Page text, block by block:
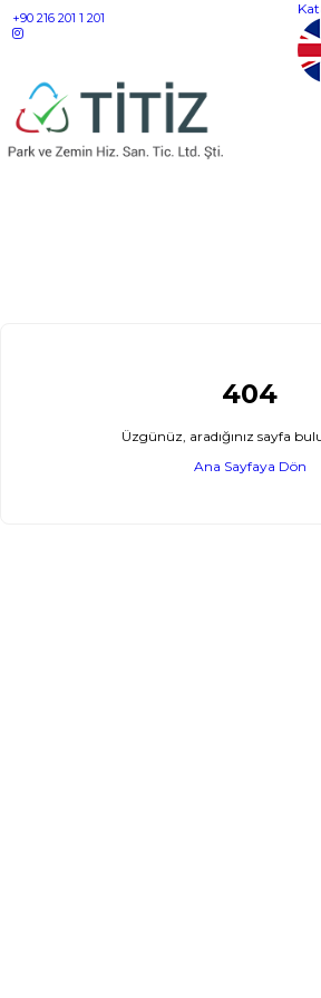
+90 216 201 1 201
404
Üzgünüz, aradığınız sayfa
Ana Sayfaya Dön